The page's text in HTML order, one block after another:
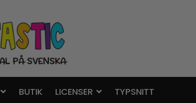
BUTIK LICENSER TYPSNITT